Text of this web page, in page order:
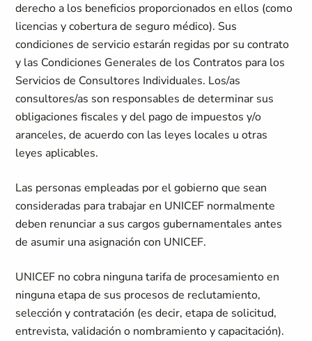
derecho a los beneficios proporcionados en ellos (como
licencias y cobertura de seguro médico). Sus
condiciones de servicio estarán regidas por su contrato
y las Condiciones Generales de los Contratos para los
Servicios de Consultores Individuales. Los/as
consultores/as son responsables de determinar sus
obligaciones fiscales y del pago de impuestos y/o
aranceles, de acuerdo con las leyes locales u otras
leyes aplicables.
Las personas empleadas por el gobierno que sean
consideradas para trabajar en UNICEF normalmente
deben renunciar a sus cargos gubernamentales antes
de asumir una asignación con UNICEF.
UNICEF no cobra ninguna tarifa de procesamiento en
ninguna etapa de sus procesos de reclutamiento,
selección y contratación (es decir, etapa de solicitud,
entrevista, validación o nombramiento y capacitación).